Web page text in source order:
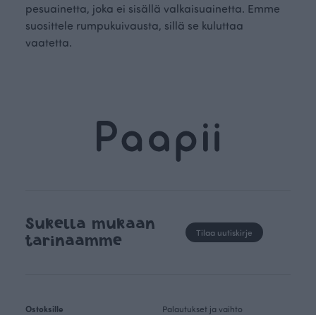
pesuainetta, joka ei sisällä valkaisuainetta. Emme
suosittele rumpukuivausta, sillä se kuluttaa
vaatetta.
Sukella mukaan
tarinaamme
Tilaa uutiskirje
Ostoksille
Palautukset ja vaihto